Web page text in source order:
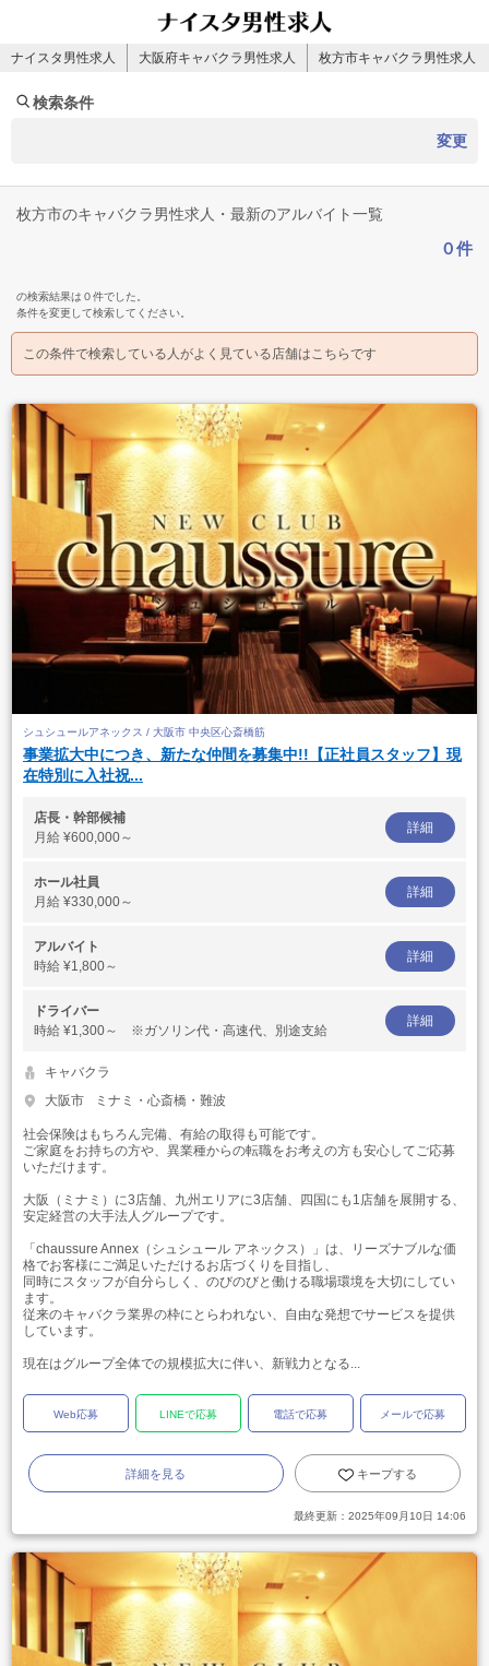
ナイスタ男性求人 大阪府キャバクラ男性求人 枚方市キャバクラ男性求人
検索条件
変更
枚方市のキャバクラ男性求人・最新のアルバイト一覧
０件
の検索結果は０件でした。
条件を変更して検索してください。
この条件で検索している人がよく見ている店舗はこちらです
シュシュールアネックス / 大阪市 中央区心斎橋筋
事業拡大中につき、新たな仲間を募集中!!【正社員スタッフ】現
在特別に入社祝...
店長・幹部候補
月給 ¥600,000～
詳細
ホール社員
月給 ¥330,000～
詳細
アルバイト
時給 ¥1,800～
詳細
ドライバー
時給 ¥1,300～ ※ガソリン代・高速代、別途支給
詳細
キャバクラ
大阪市
ミナミ・心斎橋・難波
社会保険はもちろん完備、有給の取得も可能です。
ご家庭をお持ちの方や、異業種からの転職をお考えの方も安心してご応募
いただけます。
大阪（ミナミ）に3店舗、九州エリアに3店舗、四国にも1店舗を展開する、
安定経営の大手法人グループです。
「chaussure Annex（シュシュール アネックス）」は、リーズナブルな価
格でお客様にご満足いただけるお店づくりを目指し、
同時にスタッフが自分らしく、のびのびと働ける職場環境を大切にしてい
ます。
従来のキャバクラ業界の枠にとらわれない、自由な発想でサービスを提供
しています。
現在はグループ全体での規模拡大に伴い、新戦力となる...
Web応募 LINEで応募 電話で応募 メールで応募
詳細を見る キープする
最終更新： 2025年09月10日 14:06